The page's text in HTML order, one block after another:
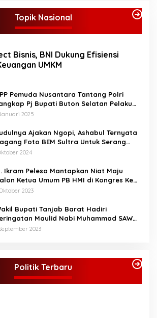
Topik Nasional
Bisnis, BNI Dukung Efisiensi
UMKM
Pemuda Nusantara Tantang Polri
Pj Bupati Buton Selatan Pelaku
Aktvis HMI
2025
Ajakan Ngopi, Ashabul Ternyata
Foto BEM Sultra Untuk Serang
2024
Ikram Pelesa Mantapkan Niat Maju
Ketua Umum PB HMI di Kongres Ke
Pontianak
2023
Bupati Tanjab Barat Hadiri
Maulid Nabi Muhammad SAW
H di Masjid Darul Falah Senyerang
2023
Politik Terbaru
Merangin Terpilih
7 Februari 2025